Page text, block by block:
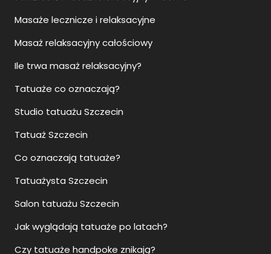
Masaże lecznicze i relaksacyjne
Masaż relaksacyjny całościowy
Ile trwa masaż relaksacyjny?
Tatuaże co oznaczają?
Studio tatuażu Szczecin
Tatuaż Szczecin
Co oznaczają tatuaże?
Tatuażysta Szczecin
Salon tatuażu Szczecin
Jak wyglądają tatuaże po latach?
Czy tatuaże handpoke znikają?